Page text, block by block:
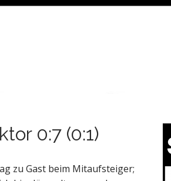
0:7 (0:1)
zu Gast beim Mitaufsteiger;